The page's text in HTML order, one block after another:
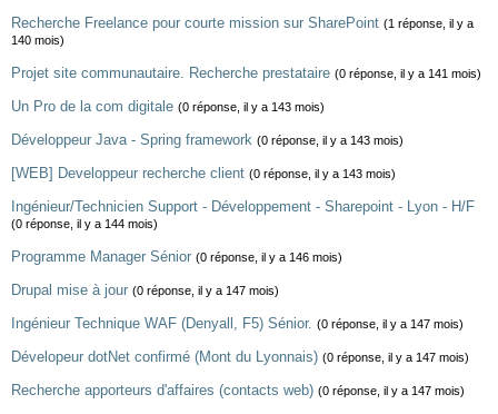
Recherche Freelance pour courte mission sur SharePoint (1 réponse, il y a
140 mois)
Projet site communautaire. Recherche prestataire (0 réponse, il y a 141 mois)
Un Pro de la com digitale (0 réponse, il y a 143 mois)
Développeur Java - Spring framework (0 réponse, il y a 143 mois)
[WEB] Developpeur recherche client (0 réponse, il y a 143 mois)
Ingénieur/Technicien Support - Développement - Sharepoint - Lyon - H/F
(0 réponse, il y a 144 mois)
Programme Manager Sénior (0 réponse, il y a 146 mois)
Drupal mise à jour (0 réponse, il y a 147 mois)
Ingénieur Technique WAF (Denyall, F5) Sénior. (0 réponse, il y a 147 mois)
Dévelopeur dotNet confirmé (Mont du Lyonnais) (0 réponse, il y a 147 mois)
Recherche apporteurs d'affaires (contacts web) (0 réponse, il y a 147 mois)